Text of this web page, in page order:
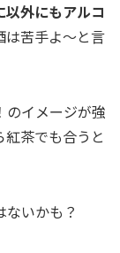
外にもアルコ
は苦手よ～と言
のイメージが強
茶でも合うと
いかも？